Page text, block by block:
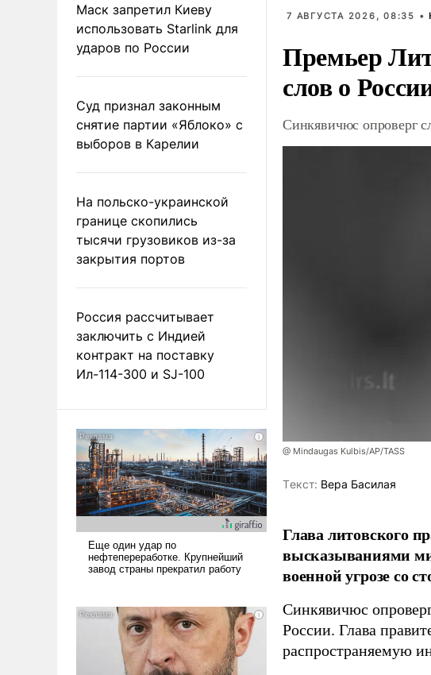
Маск запретил Киеву
использовать Starlink для
ударов по России
Суд признал законным
снятие партии «Яблоко» с
выборов в Карелии
На польско-украинской
границе скопились
тысячи грузовиков из-за
закрытия портов
Россия рассчитывает
заключить с Индией
контракт на поставку
Ил-114-300 и SJ-100
7 АВГУСТА 2026, 08:35 •
Премьер
слов о
Синкявичюс опроверг
@ Mindaugas Kulbis/AP/TASS
Tекст: Вера Басилая
Глава литовского
высказываниями
военной угрозе со
Синкявичюс
России. Глава
распространяемую